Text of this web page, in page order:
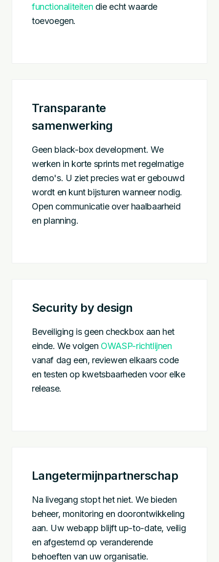
functionaliteiten die echt waarde
toevoegen.
Transparante
samenwerking
Geen black-box development. We
werken in korte sprints met regelmatige
demo's. U ziet precies wat er gebouwd
wordt en kunt bijsturen wanneer nodig.
Open communicatie over haalbaarheid
en planning.
Security by design
Beveiliging is geen checkbox aan het
einde. We volgen OWASP-richtlijnen
vanaf dag een, reviewen elkaars code
en testen op kwetsbaarheden voor elke
release.
Langetermijnpartnerschap
Na livegang stopt het niet. We bieden
beheer, monitoring en doorontwikkeling
aan. Uw webapp blijft up-to-date, veilig
en afgestemd op veranderende
behoeften van uw organisatie.